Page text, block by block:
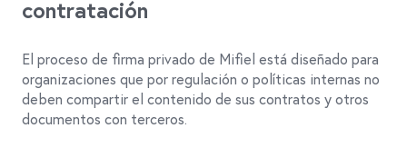
contratación
El proceso de firma privado de Mifiel está diseñado para
organizaciones que por regulación o políticas internas no
deben compartir el contenido de sus contratos y otros
documentos con terceros.